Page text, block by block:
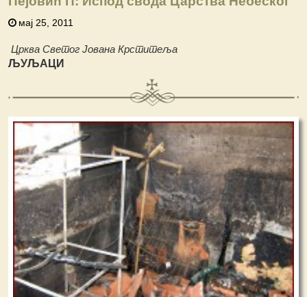
мај 25, 2011
Црква Светог Јована Крститеља
ЉУЉАЦИ